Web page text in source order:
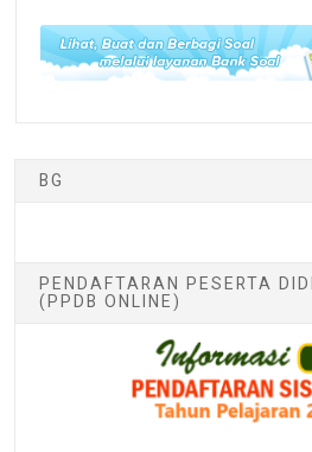
BG
PENDAFTARAN PESERTA
(PPDB ONLINE)